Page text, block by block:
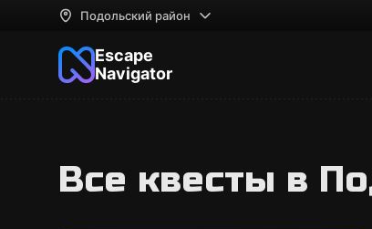
Подольский район
Escape
Navigator
Все квесты в